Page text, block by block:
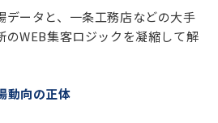
データと、一条工務店などの大手
のWEB集客ロジックを凝縮して解
動向の正体